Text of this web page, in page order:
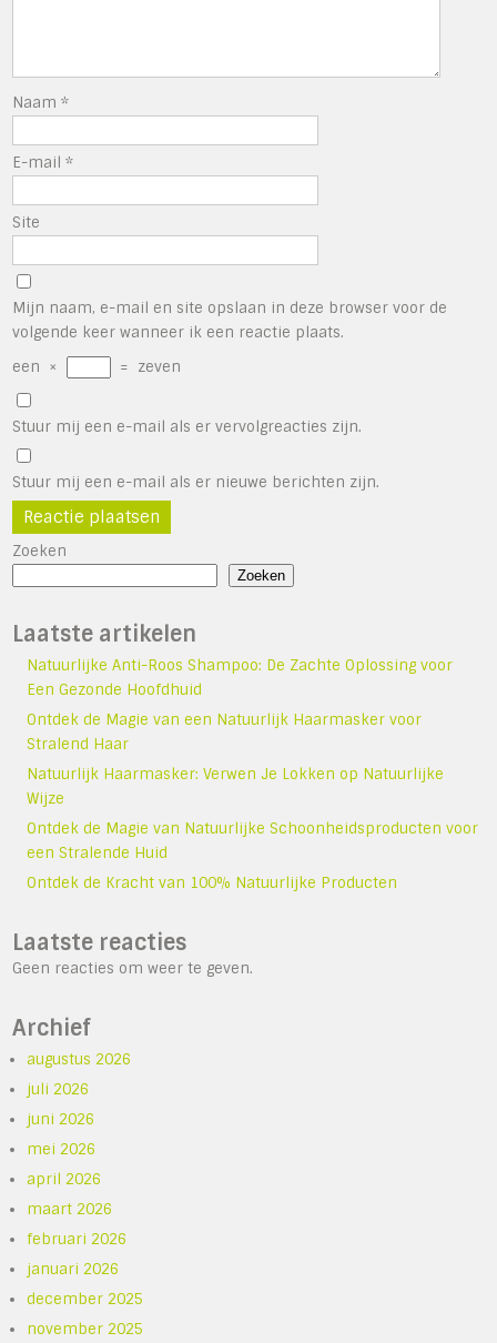
Naam*
E-mail*
Site
Mijn naam, e-mail en site opslaan in deze browser voor de
volgende keer wanneer ik een reactie plaats.
een × = zeven
Stuur mij een e-mail als er vervolgreacties zijn.
Stuur mij een e-mail als er nieuwe berichten zijn.
Zoeken
Zoeken
Laatste artikelen
Natuurlijke Anti-Roos Shampoo: De Zachte Oplossing voor
Een Gezonde Hoofdhuid
Ontdek de Magie van een Natuurlijk Haarmasker voor
Stralend Haar
Natuurlijk Haarmasker: Verwen Je Lokken op Natuurlijke
Wijze
Ontdek de Magie van Natuurlijke Schoonheidsproducten voor
een Stralende Huid
Ontdek de Kracht van 100% Natuurlijke Producten
Laatste reacties
Geen reacties om weer te geven.
Archief
augustus 2026
juli 2026
juni 2026
mei 2026
april 2026
maart 2026
februari 2026
januari 2026
december 2025
november 2025